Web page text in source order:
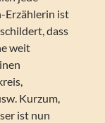
Erzählerin ist
dass
weit
Kurzum,
ist nun